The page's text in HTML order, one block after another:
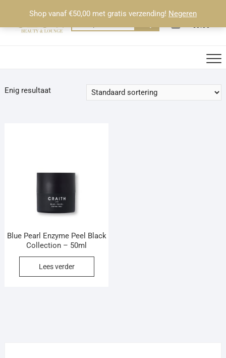
Shop vanaf €50,00 met gratis verzending! Negeren
de
naar:
0
Totaal
€0.00
Enig resultaat
Blue Pearl Enzyme Peel Black
Collection – 50ml
Lees verder